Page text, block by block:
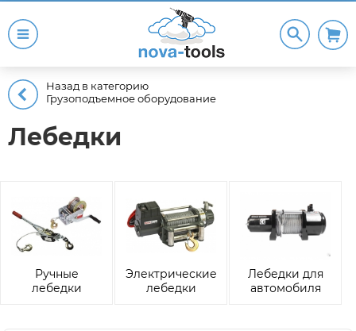
Назад в категорию
Грузоподъемное оборудование
Лебедки
Ручные
лебедки
Электрические
лебедки
Лебедки для
автомобиля